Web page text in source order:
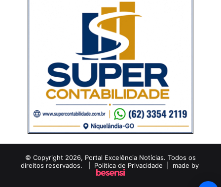
© Copyright 2026, Portal Excelência Notícias. Todos os
direitos reservados. | Politica de Privacidade | made by